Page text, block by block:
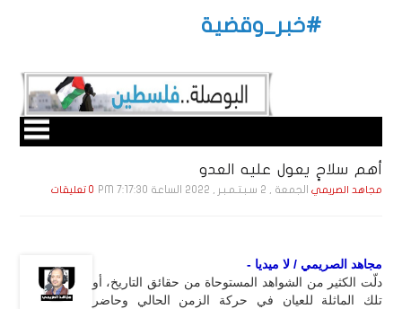
#خبر_وقضية
أهم سلاحٍ يعول عليه العدو
مجاهد الصريمي الجمعة , 2 سـبـتـمـبـر , 2022 الساعة 7:17:30 PM 0 تعليقات
مجاهد الصريمي / لا ميديا -
دلّت الكثير من الشواهد المستوحاة من حقائق التاريخ، أو
تلك الماثلة للعيان في حركة الزمن الحالي وحاضر